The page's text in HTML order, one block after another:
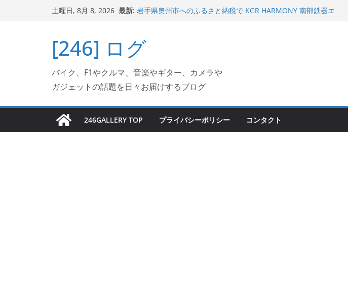
キ
プ
土曜日, 8月 8, 2026 最新: 岩手県奥州市へのふるさと納税で KGR HARMONY 南部鉄器エ
リングが楽しくなった
Italjet Dragster 200が納車完了！各部をチェックして、スマホ
Jeff Beck 逝去
Ken Block 逝去
[246] ログ
バイク、F1やクルマ、音楽やギター、カメラや
ガジェットの話題を日々お届けするブログ
246GALLERY TOP プライバシーポリシー コンタクト